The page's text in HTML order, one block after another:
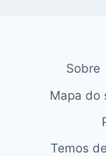
Sobre
Mapa do
Temos